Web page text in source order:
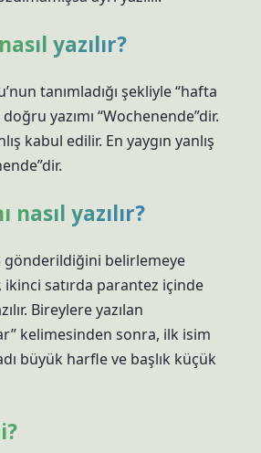
yazılır?
tanımladığı şekliyle “hafta
yazımı “Wochenende”dir.
kabul edilir. En yaygın yanlış
nasıl yazılır?
gönderildiğini belirlemeye
satırda parantez içinde
Bireylere yazılan
kelimesinden sonra, ilk isim
büyük harfle ve başlık küçük